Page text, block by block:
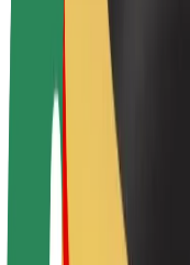
Bolt Food
Flote
Franšize
Karijere
O platformi
Održivost uz